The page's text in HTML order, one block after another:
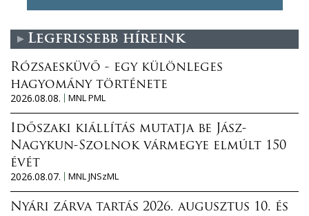
Legfrissebb híreink
Rózsaesküvő - egy különleges
hagyomány története
2026.08.08.
MNL PML
Időszaki kiállítás mutatja be Jász-
Nagykun-Szolnok vármegye elmúlt 150
évét
2026.08.07.
MNL JNSzML
Nyári zárva tartás 2026. augusztus 10. és